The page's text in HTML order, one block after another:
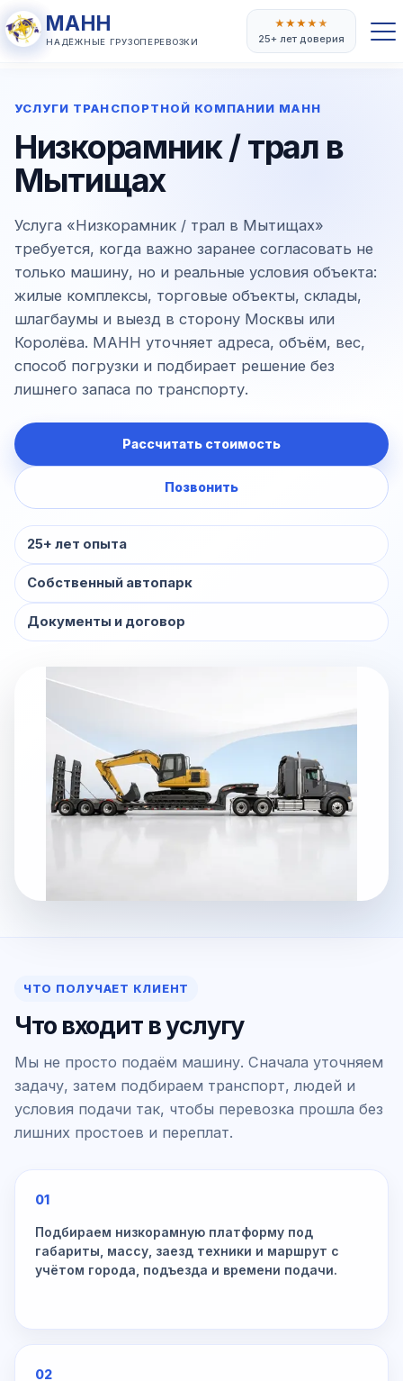
МАНН
НАДЁЖНЫЕ ГРУЗОПЕРЕВОЗКИ
★★★★★
25+ лет доверия
УСЛУГИ ТРАНСПОРТНОЙ КОМПАНИИ МАНН
Низкорамник / трал в
Мытищах
Услуга «Низкорамник / трал в Мытищах»
требуется, когда важно заранее согласовать не
только машину, но и реальные условия объекта:
жилые комплексы, торговые объекты, склады,
шлагбаумы и выезд в сторону Москвы или
Королёва. МАНН уточняет адреса, объём, вес,
способ погрузки и подбирает решение без
лишнего запаса по транспорту.
Рассчитать стоимость
Позвонить
25+ лет опыта
Собственный автопарк
Документы и договор
ЧТО ПОЛУЧАЕТ КЛИЕНТ
Что входит в услугу
Мы не просто подаём машину. Сначала уточняем
задачу, затем подбираем транспорт, людей и
условия подачи так, чтобы перевозка прошла без
лишних простоев и переплат.
01
Подбираем низкорамную платформу под
габариты, массу, заезд техники и маршрут с
учётом города, подъезда и времени подачи.
02